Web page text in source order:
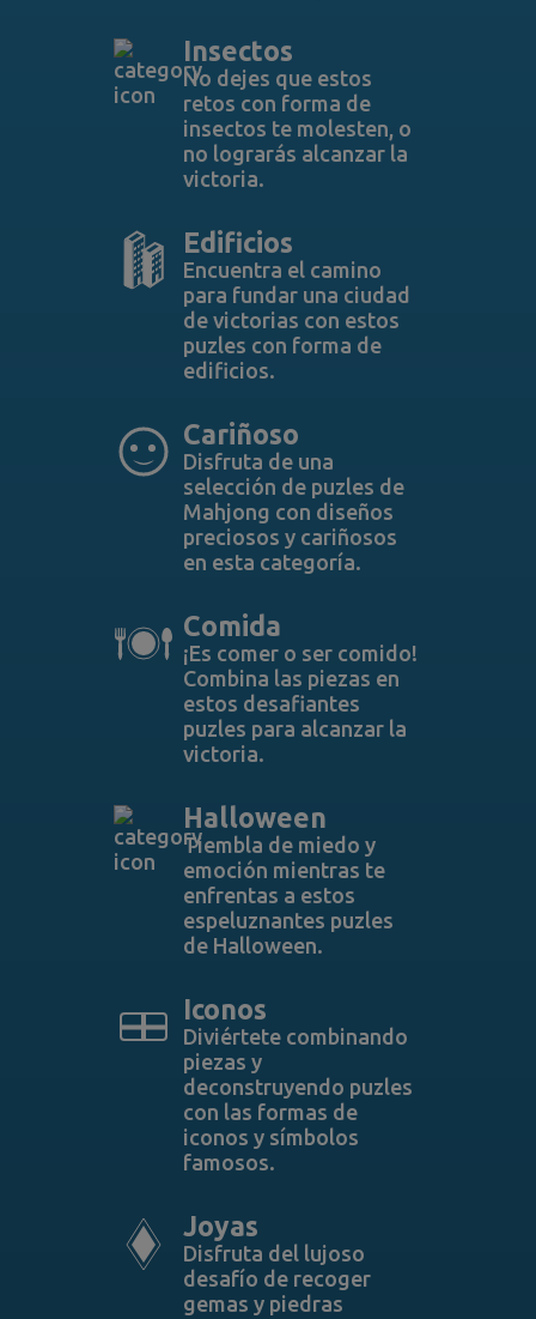
Insectos
No dejes que estos
retos con forma de
insectos te molesten, o
no lograrás alcanzar la
victoria.
Edificios
Encuentra el camino
para fundar una ciudad
de victorias con estos
puzles con forma de
edificios.
Cariñoso
Disfruta de una
selección de puzles de
Mahjong con diseños
preciosos y cariñosos
en esta categoría.
Comida
¡Es comer o ser comido!
Combina las piezas en
estos desafiantes
puzles para alcanzar la
victoria.
Halloween
Tiembla de miedo y
emoción mientras te
enfrentas a estos
espeluznantes puzles
de Halloween.
Iconos
Diviértete combinando
piezas y
deconstruyendo puzles
con las formas de
iconos y símbolos
famosos.
Joyas
Disfruta del lujoso
desafío de recoger
gemas y piedras